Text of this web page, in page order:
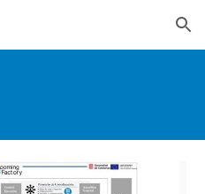
Skip to navigation